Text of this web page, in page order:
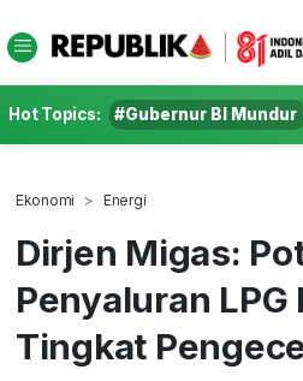
Hot Topics: #Gubernur BI Mundur
Ekonomi Energi
Dirjen Migas:
Penyaluran LPG
Tingkat